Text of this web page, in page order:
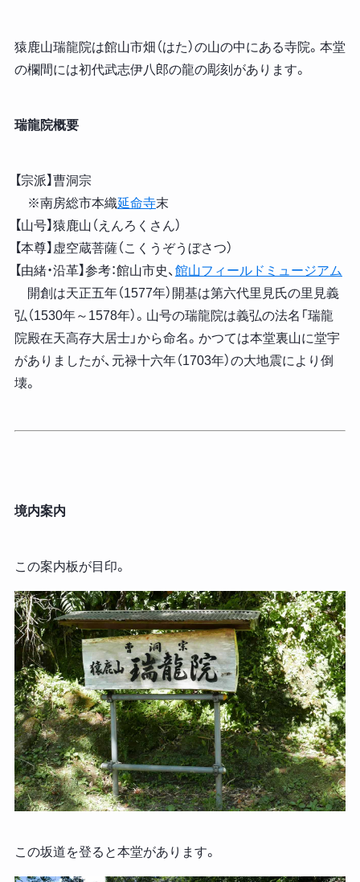
猿鹿山瑞龍院は館山市畑（はた）の山の中にある寺院。本堂
の欄間には初代武志伊八郎の龍の彫刻があります。
瑞龍院概要
【宗派】曹洞宗
※南房総市本織延命寺末
【山号】猿鹿山（えんろくさん）
【本尊】虚空蔵菩薩（こくうぞうぼさつ）
【由緒・沿革】参考：館山市史、 館山フィールドミュージアム
開創は天正五年（1577年）開基は第六代里見氏の里見義
弘（1530年～1578年）。山号の瑞龍院は義弘の法名「瑞龍
院殿在天高存大居士」から命名。かつては本堂裏山に堂宇
がありましたが、元禄十六年（1703年）の大地震により倒
壊。
境内案内
この案内板が目印。
この坂道を登ると本堂があります。